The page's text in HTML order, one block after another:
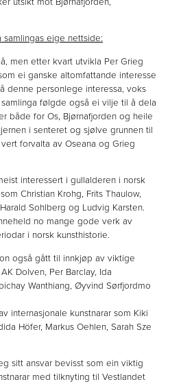
eige nettside:
men etter kvart utvikla Per Grieg
ei ganske altomfattande interesse
denne personlege interessa, voks
følgde også ei vilje til å dela
både for Os, Bjørnafjorden og heile
i senteret og sjølve grunnen til
forvalta av Oseana og Grieg
interessert i gullalderen i norsk
Christian Krohg, Frits Thaulow,
Sohlberg og Ludvig Karsten.
no mange gode verk av
i norsk kunsthistorie.
også gått til innkjøp av viktige
Dolven, Per Barclay, Ida
Wanthiang, Øyvind Sørfjordmo
internasjonale kunstnarar som Kiki
Höfer, Markus Oehlen, Sarah Sze
sitt ansvar bevisst som ein viktig
med tilknyting til Vestlandet